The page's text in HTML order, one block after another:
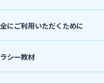
にご利用いただくために
シー教材